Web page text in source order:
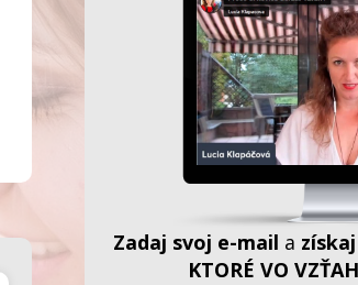
Zadaj svoj e-mail a
KTORÉ VO